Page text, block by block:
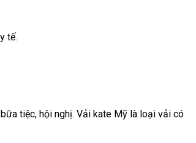
tế.
tiệc, hội nghị. Vải kate Mỹ là loại vải có